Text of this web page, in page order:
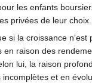
les enfants
privées de leur choix.
si la croissance n'est
raison des
lui, la raison
et en